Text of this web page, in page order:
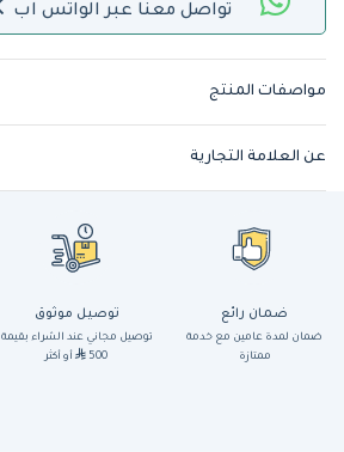
تواصل معنا عبر الواتس اب
مواصفات المنتج
عن العلامة التجارية
ضمان رائع
ضمان لمدة عامين مع خدمة
ممتازة
توصيل موثوق
توصيل مجاني عند الشراء بقيمة
500
أو أكثر